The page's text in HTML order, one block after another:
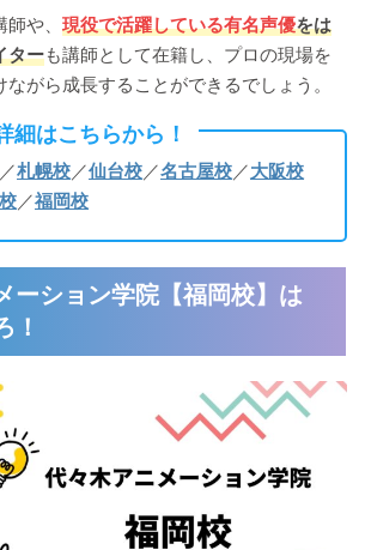
や、 現役で活躍している有名声優をは
ターも講師として在籍し、プロの現場を
がら成長することができるでしょう。
細はこちらから！
／札幌校／仙台校／名古屋校／大阪校
／福岡校
ーション学院【福岡校】は
！